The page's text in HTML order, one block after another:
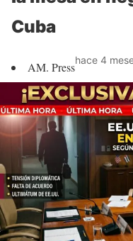
Cuba
AM. Presshace 4